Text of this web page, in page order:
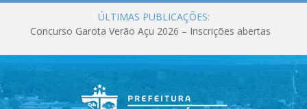
ÚLTIMAS PUBLICAÇÕES:
Concurso Garota Verão Açu 2026 – Inscrições abertas